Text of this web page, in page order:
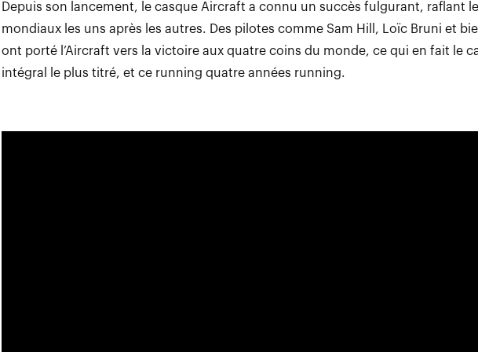
Depuis son lancement, le casque Aircraft a connu un succès fulgurant, raflant
mondiaux les uns après les autres. Des pilotes comme Sam Hill, Loïc Bruni et
ont porté l’Aircraft vers la victoire aux quatre coins du monde, ce qui en fait le
intégral le plus titré, et ce running quatre années running.